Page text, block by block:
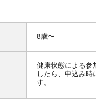
8歳〜
健康状態による参
したら、申込み
す。